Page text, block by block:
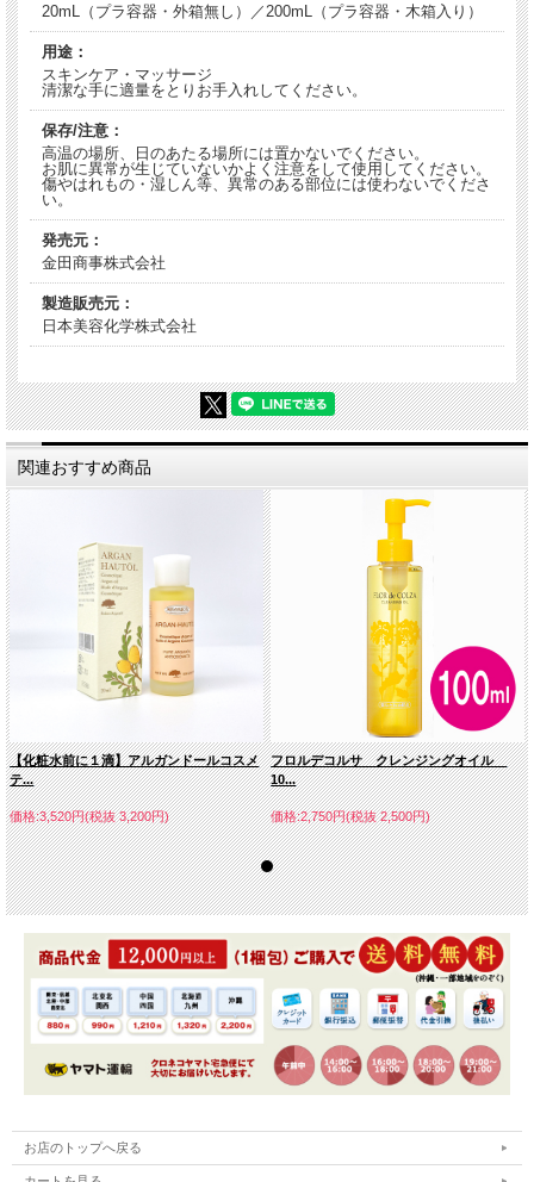
20mL（プラ容器・外箱無し）／200mL（プラ容器・木箱入り）
用途：
スキンケア・マッサージ
清潔な手に適量をとりお手入れしてください。
保存/注意：
高温の場所、日のあたる場所には置かないでください。
お肌に異常が生じていないかよく注意をして使用してください。
傷やはれもの・湿しん等、異常のある部位には使わないでくださ
い。
発売元：
金田商事株式会社
製造販売元：
日本美容化学株式会社
関連おすすめ商品
【化粧水前に１滴】アルガンドールコスメ
テ...
価格:3,520円(税抜 3,200円)
フロルデコルサ クレンジングオイル
10...
価格:2,750円(税抜 2,500円)
お店のトップへ戻る